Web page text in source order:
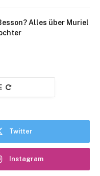
Alles über Muriel
Twitter
Instagram